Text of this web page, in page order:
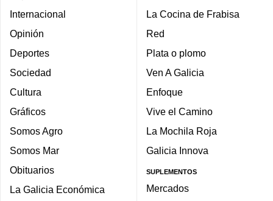
Internacional
Opinión
Deportes
Sociedad
Cultura
Gráficos
Somos Agro
Somos Mar
Obituarios
La Galicia Económica
La Cocina de Frabisa
Red
Plata o plomo
Ven A Galicia
Enfoque
Vive el Camino
La Mochila Roja
Galicia Innova
SUPLEMENTOS
Mercados